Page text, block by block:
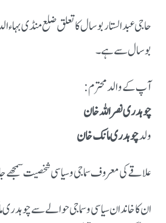
حاجی عبدالستار بوسال کا تعلق ضلع منڈی
بوسال سے ہے۔
آپ کے والد محترم:
چوہدری نصر اللہ خان
ولدچوہدری مانک خان
علاقے کی معروف سماجی و سیاسی شخصیت
ان کا خاندان سیاسی و سماجی حوالے سے